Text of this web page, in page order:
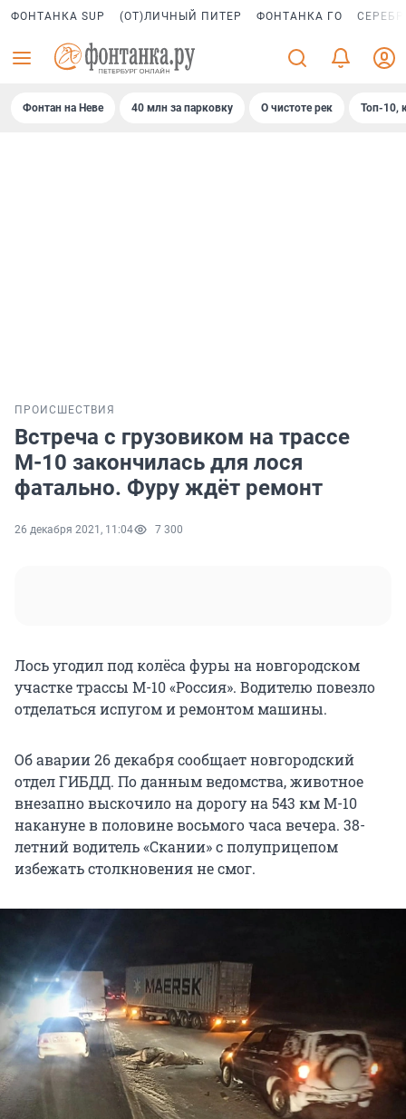
ФОНТАНКА SUP (ОТ)ЛИЧНЫЙ ПИТЕР ФОНТАНКА ГО
Фонтан на Неве 40 млн за парковку О чистоте рек Топ-10,
ПРОИСШЕСТВИЯ
Встреча с грузовиком на трассе
М-10 закончилась для лося
фатально. Фуру ждёт ремонт
26 декабря 2021, 11:04 7 300
Лось угодил под колёса фуры на новгородском
участке трассы М-10 «Россия». Водителю повезло
отделаться испугом и ремонтом машины.
Об аварии 26 декабря сообщает новгородский
отдел ГИБДД. По данным ведомства, животное
внезапно выскочило на дорогу на 543 км М-10
накануне в половине восьмого часа вечера. 38-
летний водитель «Скании» с полуприцепом
избежать столкновения не смог.